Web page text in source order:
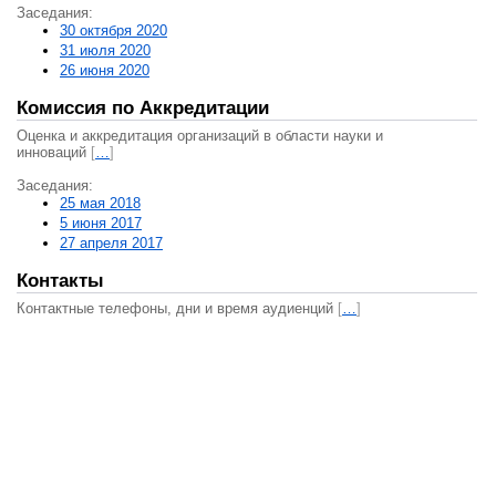
Заседания:
30 октября 2020
31 июля 2020
26 июня 2020
Комиссия по Аккредитации
Оценка и аккредитация организаций в области науки и
инноваций […]
Заседания:
25 мая 2018
5 июня 2017
27 апреля 2017
Контакты
Контактные телефоны, дни и время аудиенций […]